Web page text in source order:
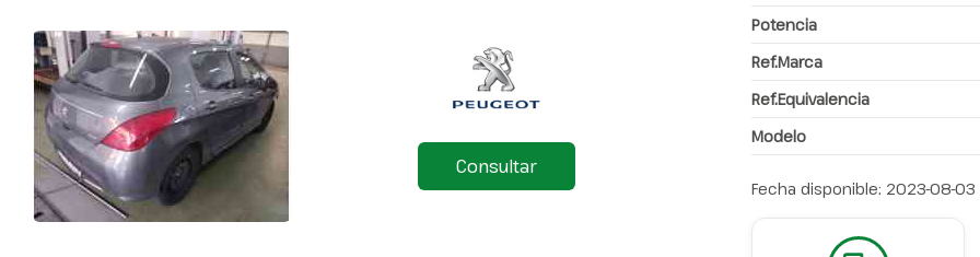
Consultar
Potencia
Ref.Marca
Ref.Equivalencia
Modelo
Fecha disponible: 2023-08-03